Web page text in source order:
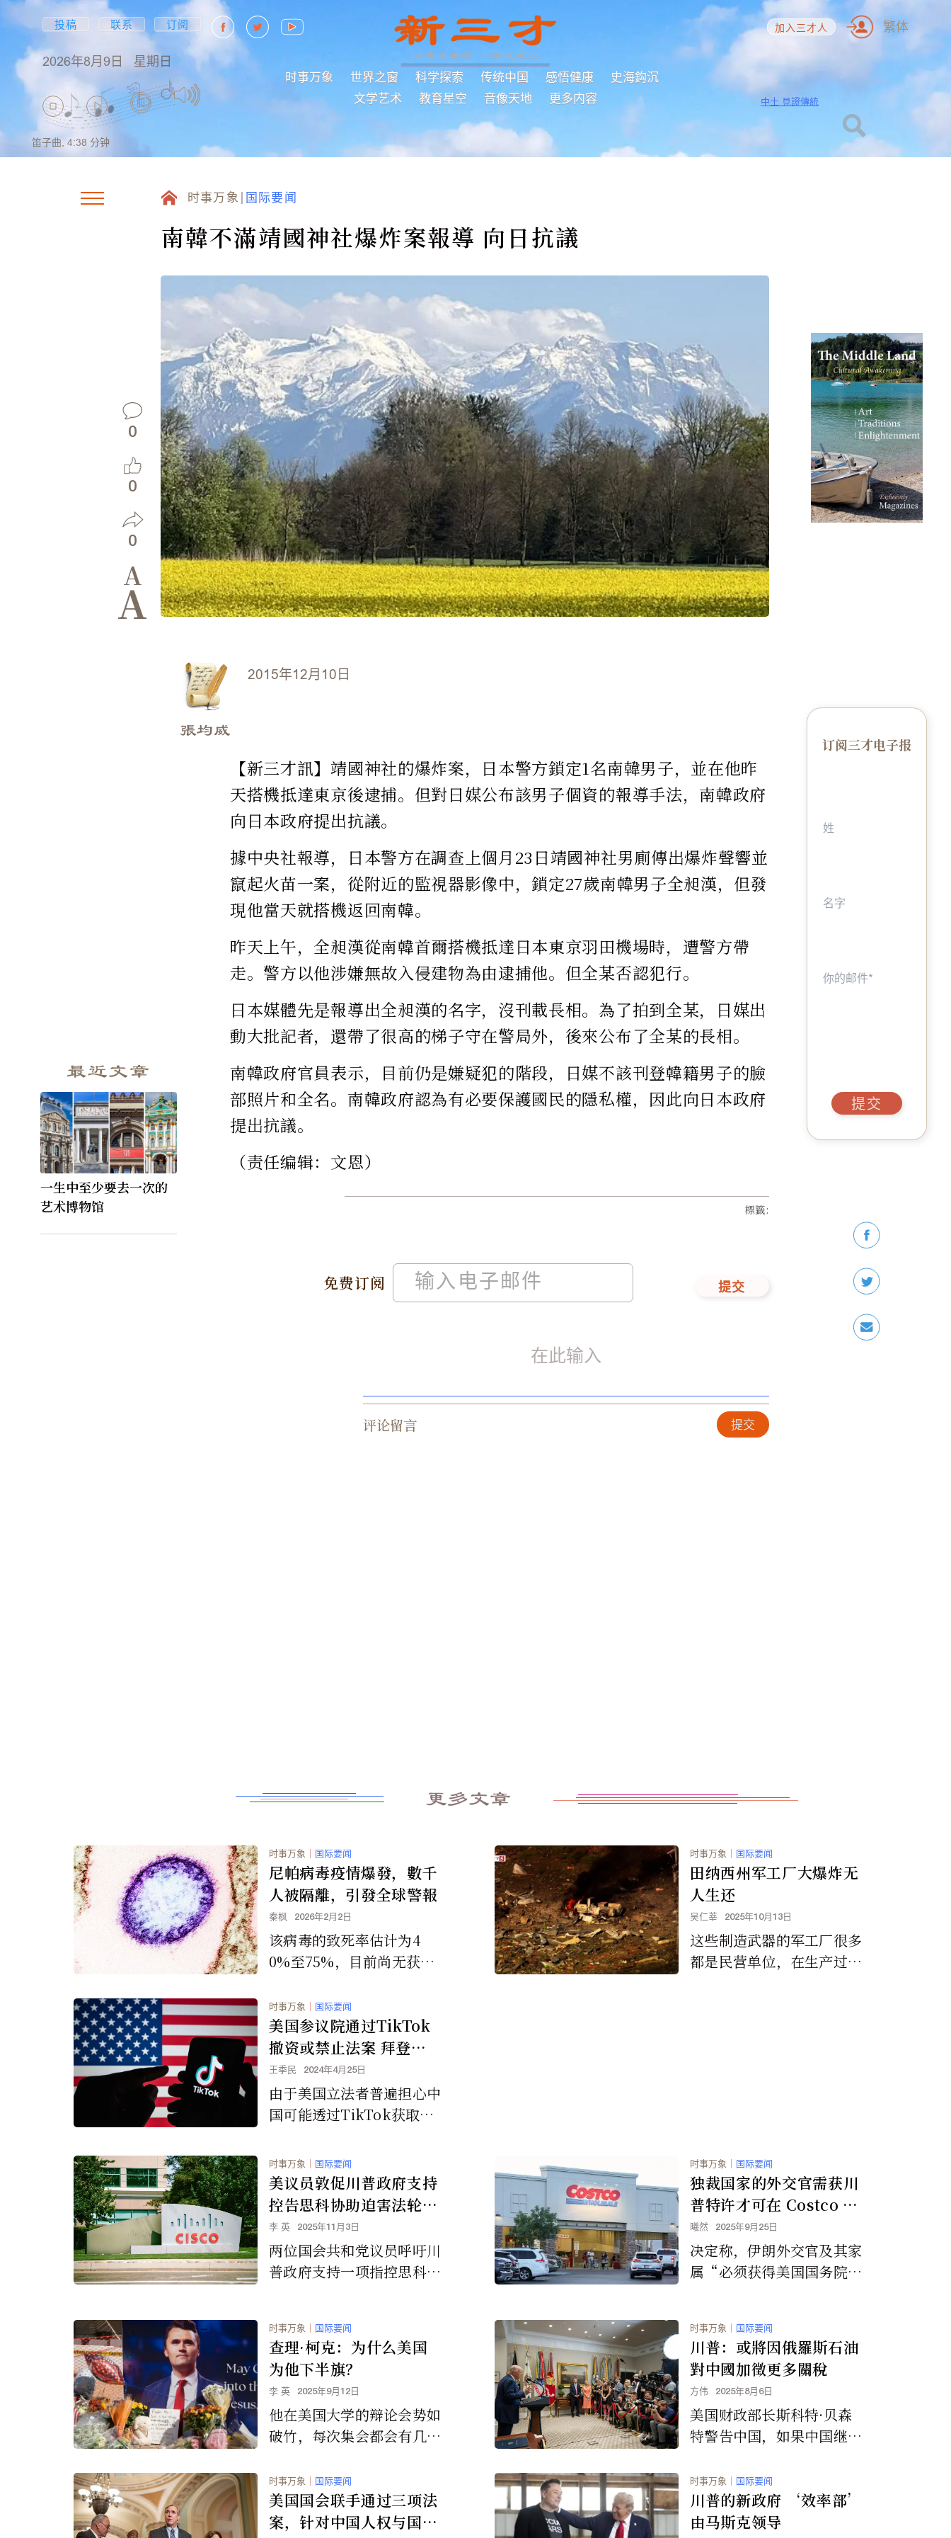
投稿 联系 订阅
2026年8月9日 星期日
时事万象 世界之窗 科学探索 传统中国 感悟健康
史海鈎沉
文学艺术
教育星空 音像天地 更多内容
加入三才人 繁体
中土 見證傳統
笛子曲, 4:38 分钟
时事万象 国际要闻
南韓不滿靖國神社爆炸案報導 向日抗議
0
0
0
A
A
最近文章
一生中至少要去一次的
艺术博物馆
2015年12月10日
張均威
【新三才訊】靖國神社的爆炸案，日本警方鎖定1名南韓男子，並在他昨
天搭機抵達東京後逮捕。但對日媒公布該男子個資的報導手法，南韓政府
向日本政府提出抗議。
據中央社報導，日本警方在調查上個月23日靖國神社男廁傳出爆炸聲響並
竄起火苗一案，從附近的監視器影像中，鎖定27歲南韓男子全昶漢，但發
現他當天就搭機返回南韓。
昨天上午，全昶漢從南韓首爾搭機抵達日本東京羽田機場時，遭警方帶
走。警方以他涉嫌無故入侵建物為由逮捕他。但全某否認犯行。
日本媒體先是報導出全昶漢的名字，沒刊載長相。為了拍到全某，日媒出
動大批記者，還帶了很高的梯子守在警局外，後來公布了全某的長相。
南韓政府官員表示，目前仍是嫌疑犯的階段，日媒不該刊登韓籍男子的臉
部照片和全名。南韓政府認為有必要保護國民的隱私權，因此向日本政府
提出抗議。
（责任编辑：文恩）
免费订阅 提交
標籤:
评论留言 提交
订阅三才电子报
提交
更多文章
时事万象 ｜ 国际要闻
尼帕病毒疫情爆發，數千
人被隔離，引發全球警報
秦枫 2026年2月2日
该病毒的致死率估计为4
0%至75%，目前尚无获批
时事万象 ｜ 国际要闻
田纳西州军工厂大爆炸无
人生还
吴仁莘 2025年10月13日
这些制造武器的军工厂很多
都是民营单位，在生产过程
时事万象 ｜ 国际要闻
美国参议院通过TikTok
撤资或禁止法案 拜登将
签署立法
王季民 2024年4月25日
由于美国立法者普遍担心中
国可能透过TikTok获取美
法案已迅速获得参众两院通
过，并将由美国总统拜登签
署立法。
时事万象 ｜ 国际要闻
美议员敦促川普政府支持
控告思科协助迫害法轮功
的诉讼
李 英 2025年11月3日
两位国会共和党议员呼吁川
普政府支持一项指控思科公
高法院允许案件进入审理程
序。
时事万象 ｜ 国际要闻
独裁国家的外交官需获川
普特许才可在 Costco 购
物
曦然 2025年9月25日
决定称，伊朗外交官及其家
属“必须获得美国国务院的
商店的会员资格，包括但不
限于好市多 (Costco)、山
姆会员商店 (Sam’s Clu
b) 或 BJ’s 批发俱乐部，
以及通过任何方式从这些批
发俱乐部商店购买商品。”
时事万象 ｜ 国际要闻
查理·柯克：为什么美国
为他下半旗？
李 英 2025年9月12日
他在美国大学的辩论会势如
破竹，每次集会都会有几千
营的频道与广播拥有着巨大
的跟随者，他的精神理念为
很多美国年轻人破开了人生
时事万象 ｜ 国际要闻
川普：或將因俄羅斯石油
對中國加徵更多關稅
方伟 2025年8月6日
美国财政部长斯科特·贝森
特警告中国，如果中国继续
临新的关税。
时事万象 ｜ 国际要闻
美国国会联手通过三项法
案，针对中国人权与国家
时事万象 ｜ 国际要闻
川普的新政府 ‘效率部’
由马斯克领导